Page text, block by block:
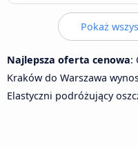
Pokaż
Najlepsza oferta cenowa:
Kraków do Warszawa
Elastyczni podróżujący